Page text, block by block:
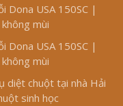
Dona USA 150SC |
mùi
Dona USA 150SC |
mùi
diệt chuột tại nhà Hải
sinh học